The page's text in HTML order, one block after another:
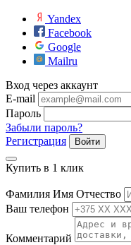
Yandex
Facebook
Google
Mailru
Вход через аккаунт
E-mail
Пароль
Забыли пароль?
Регистрация
Войти
Купить в 1 клик
Фамилия Имя Отчество
Ваш телефон
Комментарий